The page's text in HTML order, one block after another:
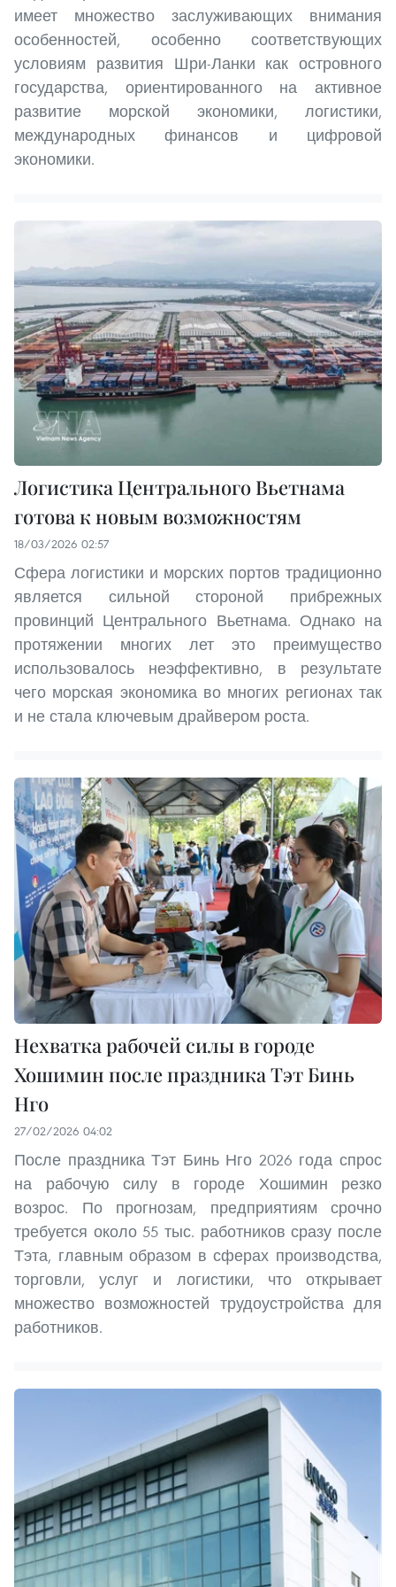
имеет множество заслуживающих внимания
особенностей, особенно соответствующих
условиям развития Шри-Ланки как островного
государства, ориентированного на активное
развитие морской экономики, логистики,
международных финансов и цифровой
экономики.
Логистика Центрального Вьетнама
готова к новым возможностям
18/03/2026 02:57
Сфера логистики и морских портов традиционно
является сильной стороной прибрежных
провинций Центрального Вьетнама. Однако на
протяжении многих лет это преимущество
использовалось неэффективно, в результате
чего морская экономика во многих регионах так
и не стала ключевым драйвером роста.
Нехватка рабочей силы в городе
Хошимин после праздника Тэт Бинь
Нго
27/02/2026 04:02
После праздника Тэт Бинь Нго 2026 года спрос
на рабочую силу в городе Хошимин резко
возрос. По прогнозам, предприятиям срочно
требуется около 55 тыс. работников сразу после
Тэта, главным образом в сферах производства,
торговли, услуг и логистики, что открывает
множество возможностей трудоустройства для
работников.